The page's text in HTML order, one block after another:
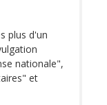
plus d'un
nationale",
et